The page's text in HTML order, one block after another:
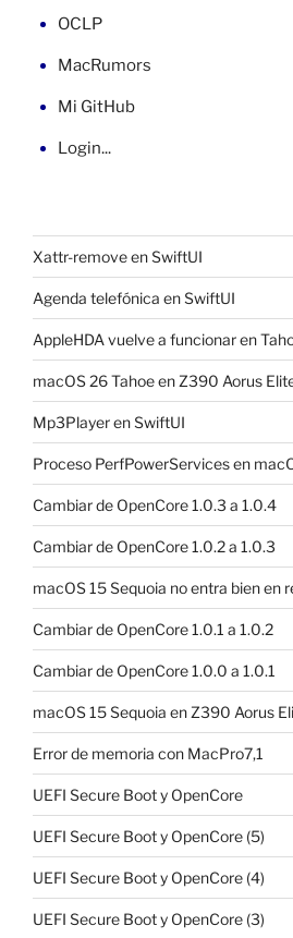
OCLP
MacRumors
Mi GitHub
Login...
Xattr-remove en SwiftUI
Agenda telefónica en SwiftUI
AppleHDA vuelve a funcionar en
macOS 26 Tahoe en Z390 Aorus
Mp3Player en SwiftUI
Proceso PerfPowerServices en
Cambiar de OpenCore 1.0.3 a 1.0.4
Cambiar de OpenCore 1.0.2 a 1.0.3
macOS 15 Sequoia no entra bien en
Cambiar de OpenCore 1.0.1 a 1.0.2
Cambiar de OpenCore 1.0.0 a 1.0.1
macOS 15 Sequoia en Z390 Aorus
Error de memoria con MacPro7,1
UEFI Secure Boot y OpenCore
UEFI Secure Boot y OpenCore (5)
UEFI Secure Boot y OpenCore (4)
UEFI Secure Boot y OpenCore (3)